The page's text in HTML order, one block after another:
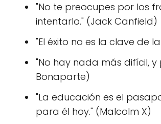
"No te preocupes por los
intentarlo." (Jack Canfield)
"El éxito no es la clave de
"No hay nada más difícil,
Bonaparte)
"La educación es el
para él hoy." (Malcolm X)